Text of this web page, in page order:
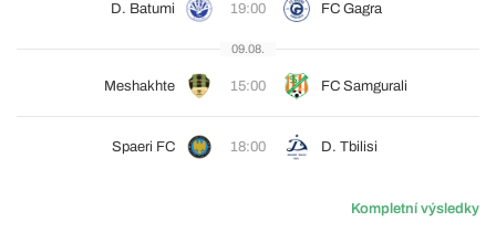
D. Batumi 19:00 FC Gagra
09.08.
Meshakhte 15:00 FC Samgurali
Spaeri FC 18:00 D. Tbilisi
Kompletní výsledky